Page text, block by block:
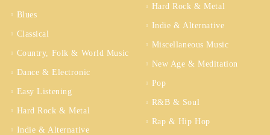
Blues
Classical
Country, Folk & World Music
Dance & Electronic
Easy Listening
Hard Rock & Metal
Indie & Alternative
Hard Rock & Metal
Indie & Alternative
Miscellaneous Music
New Age & Meditation
Pop
R&B & Soul
Rap & Hip Hop